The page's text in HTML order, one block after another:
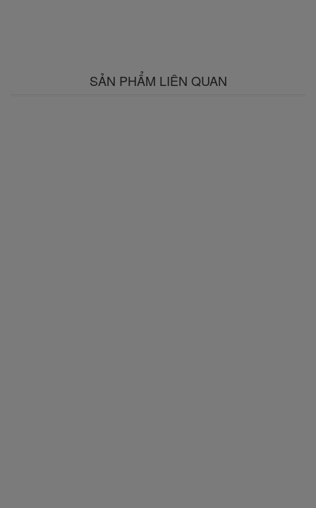
SẢN PHẨM LIÊN QUAN